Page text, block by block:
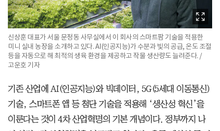
신상훈 대표가 서울 문정동 사무실에서 이 회사의 스마트팜 기술을 적용한
미니 실내 농장을 소개하고 있다. AI(인공지능)가 수분과 빛의 공급, 온도 조절
등을 자동으로 해 최적의 생육 환경을 제공하고 작물 생산량도 늘려준다. /
고운호 기자
기존 산업에 AI(인공지능)와 빅데이터, 5G(5세대 이동통신)
기술, 스마트폰 앱 등 첨단 기술을 적용해 ‘생산성 혁신’을
이룬다는 것이 4차 산업혁명의 기본 개념이다. 정부까지 나